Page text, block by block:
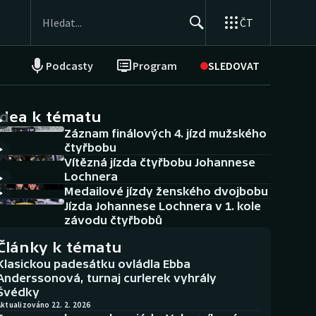
ČT
Podcasty Program SLEDOVAT
NEPŘEHLÉDNĚTE
Historické návraty
Aplikace ČT sport
AZ kvíz
k tématu
Záznam finálových 4. jízd mužského
čtyřbobu
Vítězná jízda čtyřbobu Johannese
Lochnera
Medailové jízdy ženského dvojbobu
Jízda Johannese Lochnera v 1. kole
závodu čtyřbobů
k tématu
padesátku ovládla Ebba
turnaj curlerek vyhrály
22. 2. 2026